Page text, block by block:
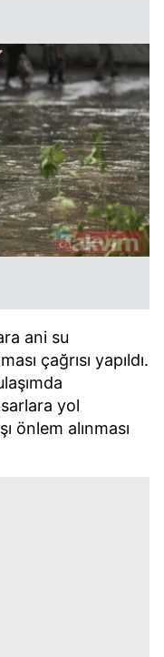
ani su
çağrısı yapıldı.
yol
önlem alınması